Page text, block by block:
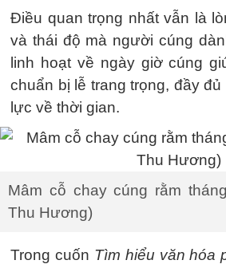
Điều quan trọng nhất vẫn là
và thái độ mà người cúng
linh hoạt về ngày giờ cúng
chuẩn bị lễ trang trọng, đầy
lực về thời gian.
Mâm cỗ chay cúng rằm
Thu Hương)
Trong cuốn Tìm hiểu văn hóa